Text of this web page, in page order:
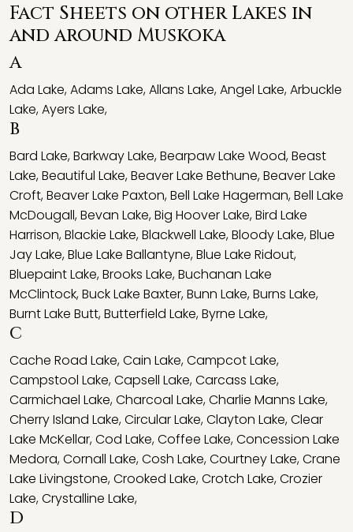
Fact Sheets on other Lakes in
and around Muskoka
A
Ada Lake,Adams Lake,Allans Lake,Angel Lake,Arbuckle
Lake,Ayers Lake,
B
Bard Lake,Barkway Lake,Bearpaw Lake Wood,Beast
Lake,Beautiful Lake,Beaver Lake Bethune,Beaver Lake
Croft,Beaver Lake Paxton,Bell Lake Hagerman,Bell Lake
McDougall,Bevan Lake,Big Hoover Lake,Bird Lake
Harrison,Blackie Lake,Blackwell Lake,Bloody Lake,Blue
Jay Lake,Blue Lake Ballantyne,Blue Lake Ridout,
Bluepaint Lake,Brooks Lake,Buchanan Lake
McClintock,Buck Lake Baxter,Bunn Lake,Burns Lake,
Burnt Lake Butt,Butterfield Lake,Byrne Lake,
C
Cache Road Lake,Cain Lake,Campcot Lake,
Campstool Lake,Capsell Lake,Carcass Lake,
Carmichael Lake,Charcoal Lake,Charlie Manns Lake,
Cherry Island Lake,Circular Lake,Clayton Lake,Clear
Lake McKellar,Cod Lake,Coffee Lake,Concession Lake
Medora,Cornall Lake,Cosh Lake,Courtney Lake,Crane
Lake Livingstone,Crooked Lake,Crotch Lake,Crozier
Lake,Crystalline Lake,
D